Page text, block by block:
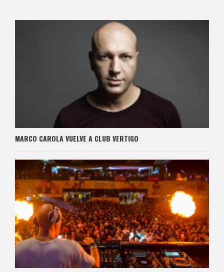
MARCO CAROLA VUELVE A CLUB VERTIGO